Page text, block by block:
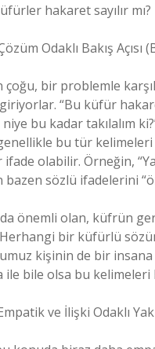
hakaret sayılır
Odaklı Bakış
bir problemle
giriyorlar. “Bu küfür
bu kadar takılalım
bu tür kelimeleri
ifade olabilir. Örneğin,
sözlü ifadelerini
önemli olan, küfrün
bir küfürlü sözün
kişinin de bir insana
ile bile olsa bu
ve İlişki Odaklı